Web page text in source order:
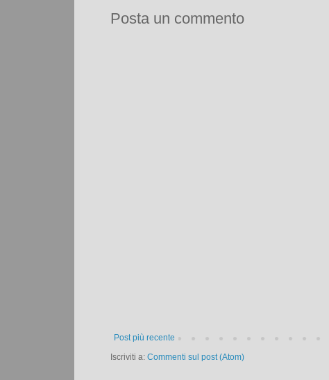
Posta un commento
Post più recente
Iscriviti a: Commenti sul post (Atom)